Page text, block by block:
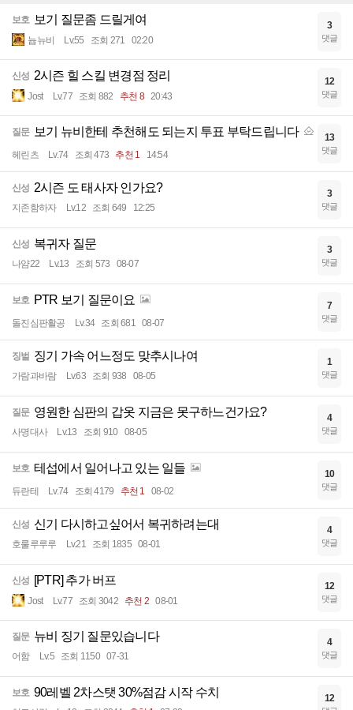
보호 보기 질문좀 드릴게여
늅뉴비 Lv.55 조회 271 02:20
3
댓글
신성 2시즌 힐 스킬 변경점 정리
Jost Lv.77 조회 882 추천 8 20:43
12
댓글
질문 보기 뉴비한테 추천해도 되는지 투표 부탁드립니다
헤린츠 Lv.74 조회 473 추천 1 14:54
13
댓글
신성 2시즌 도 태사자 인가요?
지존함하자 Lv.12 조회 649 12:25
3
댓글
신성 복귀자 질문
나얌22 Lv.13 조회 573 08-07
3
댓글
보호 PTR 보기 질문이요
돌진심판활공 Lv.34 조회 681 08-07
7
댓글
징벌 징기 가속 어느정도 맞추시나여
가람과바람 Lv.63 조회 938 08-05
1
댓글
질문 영원한 심판의 갑옷 지금은 못구하느건가요?
사명대사 Lv.13 조회 910 08-05
4
댓글
보호 테섭에서 일어나고 있는 일들
듀란테 Lv.74 조회 4179 추천 1 08-02
10
댓글
신성 신기 다시하고싶어서 복귀하려는대
호룰루루루 Lv.21 조회 1835 08-01
4
댓글
신성 [PTR] 추가 버프
Jost Lv.77 조회 3042 추천 2 08-01
12
댓글
질문 뉴비 징기 질문있습니다
어함 Lv.5 조회 1150 07-31
4
댓글
보호 90레벨 2차스탯 30%점감 시작 수치 12